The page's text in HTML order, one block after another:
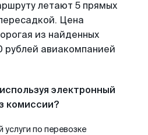
летают 5 прямых
Цена
из найденных
рублей авиакомпанией
электронный
комиссии?
по перевозке